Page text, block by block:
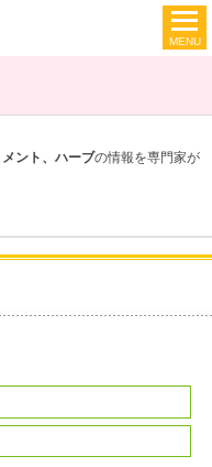
ント、ハーブの情報を専門家が